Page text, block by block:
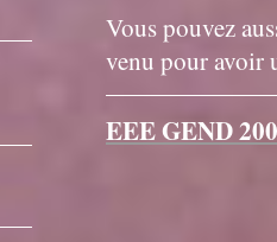
Vous pouvez
venu pour avoir
EEE GEND